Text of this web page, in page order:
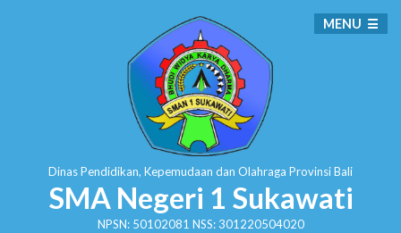
Dinas Pendidikan, Kepemudaan dan Olahraga Provinsi Bali
SMA Negeri 1 Sukawati
NPSN: 50102081 NSS: 301220504020
MENU